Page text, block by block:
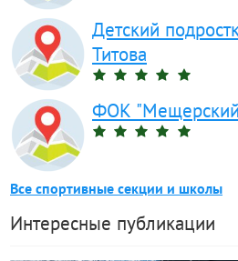
Детский
Титова
ФОК
Все спортивные секции и школы
Интересные публикации